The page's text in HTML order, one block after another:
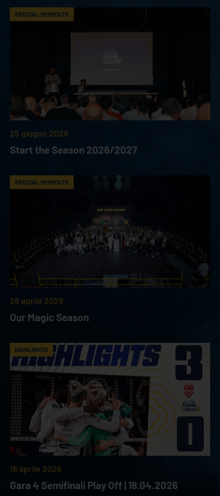
SPECIAL MOMENTS
25 giugno 2026
Start the Season 2026/2027
SPECIAL MOMENTS
28 aprile 2026
Our Magic Season
HIGHLIGHTS
18 aprile 2026
Gara 4 Semifinali Play Off | 18.04.2026